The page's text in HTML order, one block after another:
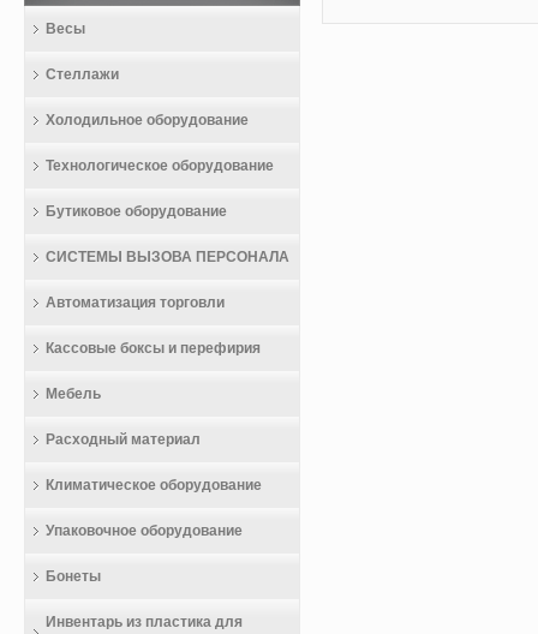
Весы
Стеллажи
Холодильное оборудование
Технологическое оборудование
Бутиковое оборудование
СИСТЕМЫ ВЫЗОВА ПЕРСОНАЛА
Автоматизация торговли
Кассовые боксы и перефирия
Мебель
Расходный материал
Климатическое оборудование
Упаковочное оборудование
Бонеты
Инвентарь из пластика для